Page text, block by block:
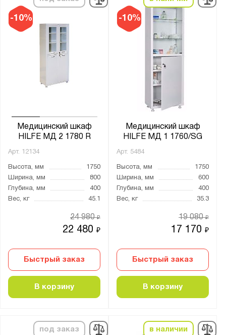
-10%
Медицинский шкаф
HILFE МД 2 1780 R
Арт. 12134
Высота, мм
1750
Ширина, мм
800
Глубина, мм
400
Вес, кг
45.1
22 480₽
24 980₽
Быстрый заказ
В корзину
-10%
Медицинский шкаф
HILFE МД 1 1760/SG
Арт. 5484
Высота, мм
1750
Ширина, мм
600
Глубина, мм
400
Вес, кг
35.3
17 170₽
19 080₽
Быстрый заказ
В корзину
под заказ в наличии